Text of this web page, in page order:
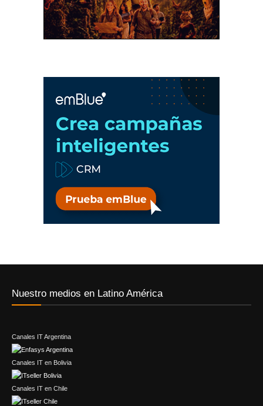
Nuestro medios en Latino América
Canales IT Argentina
Canales IT en Bolivia
Canales IT en Chile